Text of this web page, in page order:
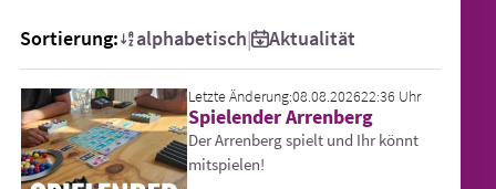
Sortierung: alphabetisch| Aktualität
Letzte Änderung:08.08.202622:36 Uhr
Spielender Arrenberg
Der Arrenberg spielt und Ihr könnt
mitspielen!